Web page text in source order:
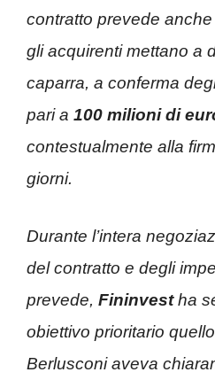
contratto prevede anche
gli acquirenti mettano a
caparra, a conferma
pari a 100 milioni di
contestualmente alla
giorni.
Durante l’intera
del contratto e degli
prevede, Fininvestha
obiettivo prioritario
Berlusconi aveva